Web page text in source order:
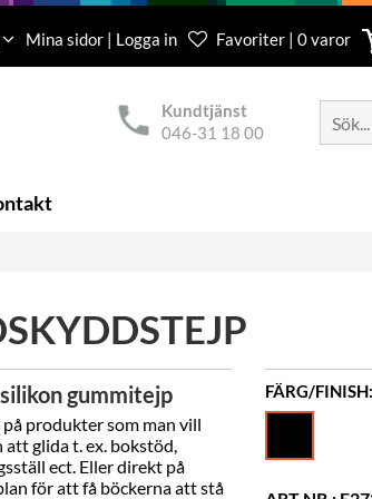
Mina sidor | Logga in Favoriter | 0 varor
Kundtjänst
046-31 18 00
gummitejp
produkter som man vill
att glida t. ex. bokstöd,
ect. Eller direkt på
för att få böckerna att stå
FÄRG/FINISH: